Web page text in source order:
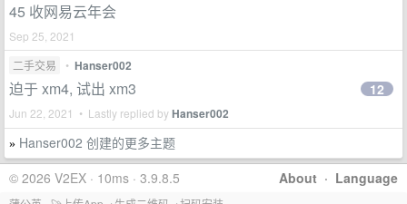
45 收网易云年会
Sep 25, 2021
二手交易
• Hanser002
迫于 xm4, 试出 xm3
Jun 22, 2021 • Lastly replied byHanser002
12
» Hanser002 创建的更多主题
About · Language
© 2026 V2EX · 10ms · 3.9.8.5